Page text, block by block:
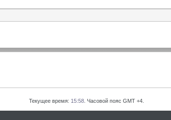
Текущее время: 15:58 . Часовой пояс GMT +4.